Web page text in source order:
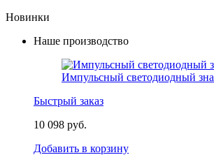
Новинки
Наше производство
Импульсный светодиодный
Быстрый заказ
10 098 руб.
Добавить в корзину